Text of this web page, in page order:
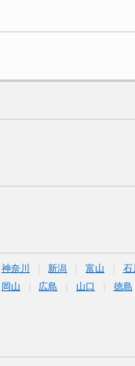
神奈川 新潟 富山 石
岡山 広島 山口 徳島